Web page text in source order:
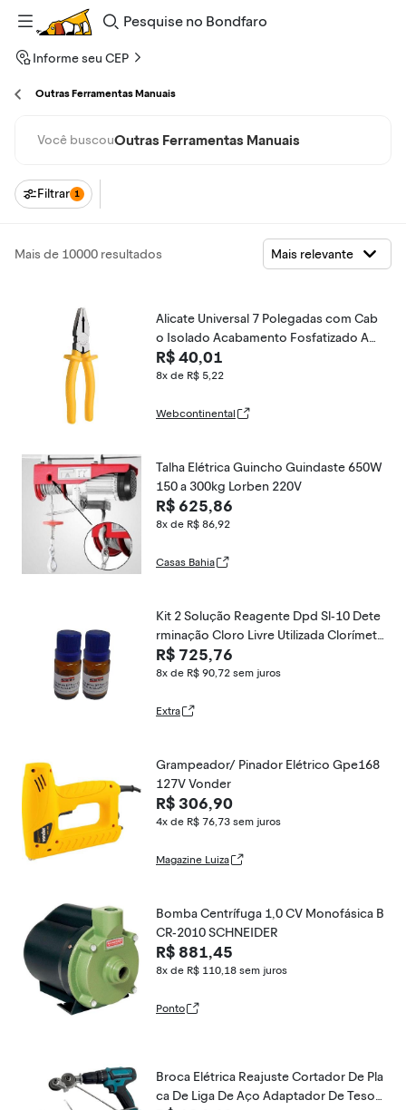
Pesquise
Bondfaro
Informe seu CEP
Outras Ferramentas Manuais
Você buscouOutras Ferramentas Manuais
Filtrar 1
Mais de 10000 resultados
Alicate Universal 7 Polegadas com Cab
o Isolado Acabamento Fosfatizado Am
arelo Tramontina
R$ 40,01
8x de R$ 5,22
Webcontinental
Talha Elétrica Guincho Guindaste 650W
150 a 300kg Lorben 220V
R$ 625,86
8x de R$ 86,92
Casas Bahia
Kit 2 Solução Reagente Dpd Sl-10 Dete
rminação Cloro Livre Utilizada Clorímetr
o C-300 Instrutherm
R$ 725,76
8x de R$ 90,72 sem juros
Extra
Grampeador/ Pinador Elétrico Gpe168
127V Vonder
R$ 306,90
4x de R$ 76,73 sem juros
Magazine Luiza
Bomba Centrífuga 1,0 CV Monofásica B
CR-2010 SCHNEIDER
R$ 881,45
8x de R$ 110,18 sem juros
Ponto
Broca Elétrica Reajuste Cortador De Pla
ca De Liga De Aço Adaptador De Tesou